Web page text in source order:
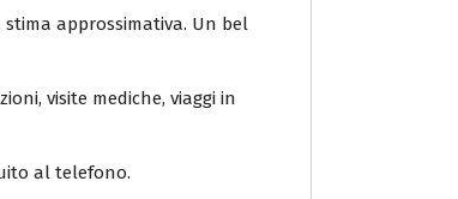
approssimativa. Un bel
visite mediche, viaggi in
al telefono.